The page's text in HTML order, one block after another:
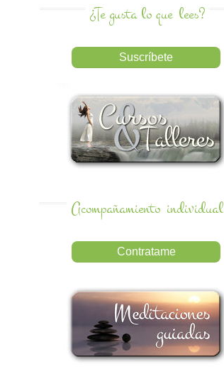
¿Te gusta lo que lees?
Acompañamiento individual